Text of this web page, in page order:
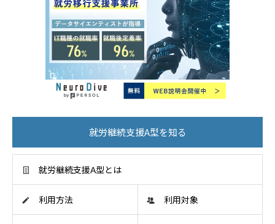
就労継続支援A型を知る
就労継続支援A型とは
利用方法 利用対象